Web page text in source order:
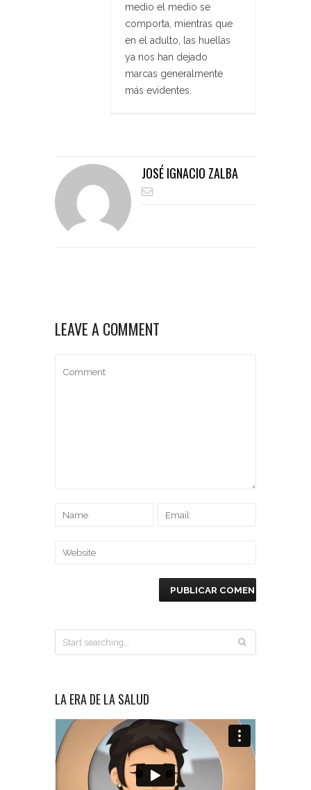
medio el medio se
comporta, mientras que
en el adulto, las huellas
ya nos han dejado
marcas generalmente
más evidentes.
JOSÉ IGNACIO ZALBA
LEAVE A COMMENT
LA ERA DE LA SALUD